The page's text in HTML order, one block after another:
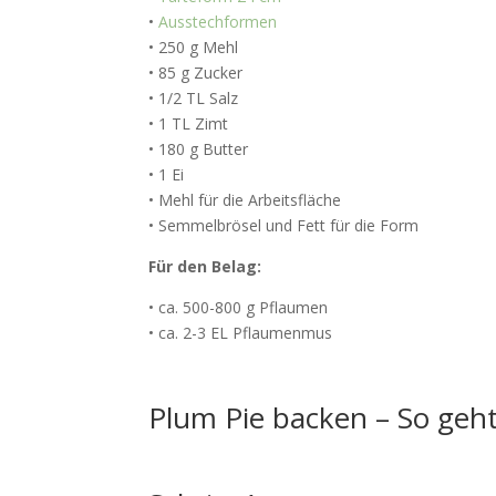
•Ausstechformen
• 250 g Mehl
• 85 g Zucker
• 1/2 TL Salz
• 1 TL Zimt
• 180 g Butter
• 1 Ei
• Mehl für die Arbeitsfläche
• Semmelbrösel und Fett für die Form
Für den Belag:
• ca. 500-800 g Pflaumen
• ca. 2-3 EL Pflaumenmus
Plum Pie backen – So